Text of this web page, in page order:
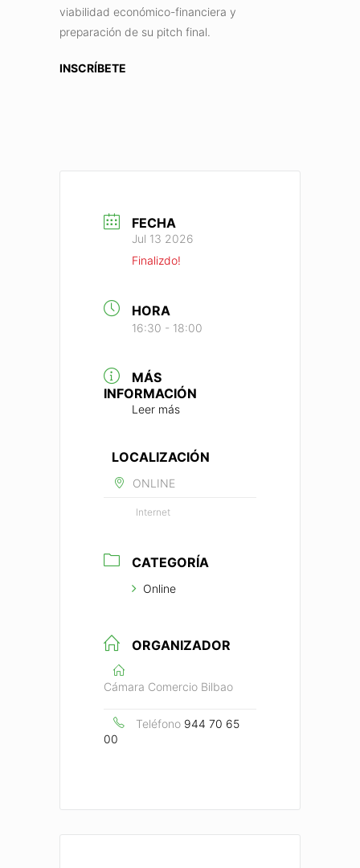
viabilidad económico-financiera y
preparación de su pitch final.
INSCRÍBETE
FECHA
Jul 13 2026
Finalizdo!
HORA
16:30 - 18:00
MÁS
INFORMACIÓN
Leer más
LOCALIZACIÓN
ONLINE
Internet
CATEGORÍA
Online
ORGANIZADOR
Cámara Comercio Bilbao
Teléfono 944 70 65
00